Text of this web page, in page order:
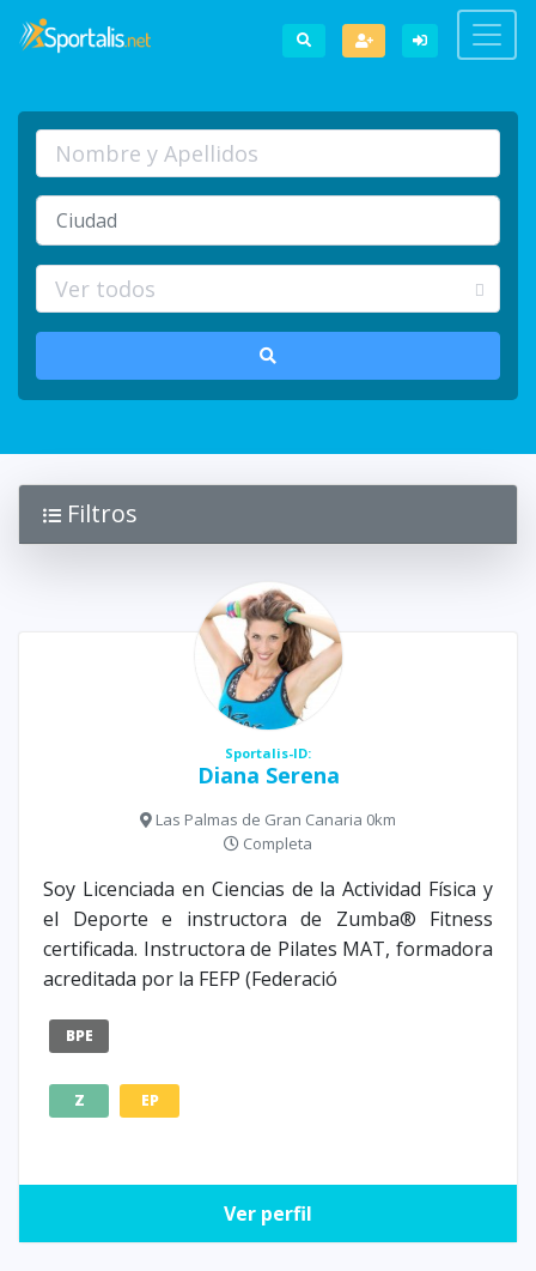
Filtros
Sportalis-ID:
Diana Serena
Las Palmas de Gran Canaria 0km
Completa
Soy Licenciada en Ciencias de la Actividad Física y
el Deporte e instructora de Zumba® Fitness
certificada. Instructora de Pilates MAT, formadora
acreditada por la FEFP (Federació
BPE
Z EP
Ver perfil